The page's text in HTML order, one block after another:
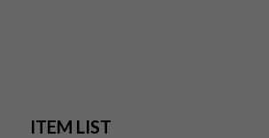
ITEM LIST